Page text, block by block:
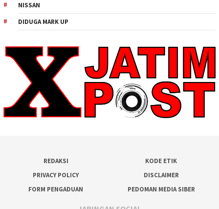
NISSAN
DIDUGA MARK UP
REDAKSI
KODE ETIK
PRIVACY POLICY
DISCLAIMER
FORM PENGADUAN
PEDOMAN MEDIA SIBER